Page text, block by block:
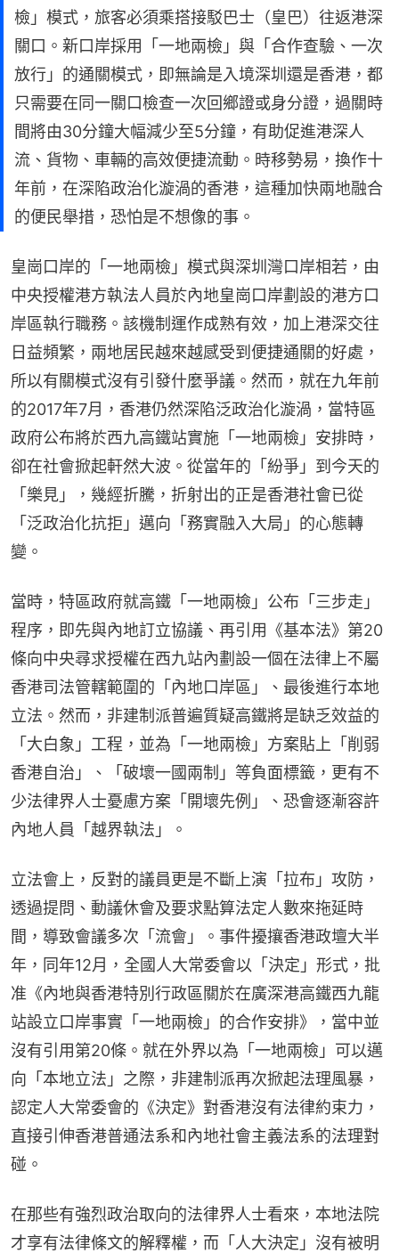
檢」模式，旅客必須乘搭接駁巴士（皇巴）往返港深
關口。新口岸採用「一地兩檢」與「合作查驗、一次
放行」的通關模式，即無論是入境深圳還是香港，都
只需要在同一關口檢查一次回鄉證或身分證，過關時
間將由30分鐘大幅減少至5分鐘，有助促進港深人
流、貨物、車輛的高效便捷流動。時移勢易，換作十
年前，在深陷政治化漩渦的香港，這種加快兩地融合
的便民舉措，恐怕是不想像的事。
皇崗口岸的「一地兩檢」模式與深圳灣口岸相若，由
中央授權港方執法人員於內地皇崗口岸劃設的港方口
岸區執行職務。該機制運作成熟有效，加上港深交往
日益頻繁，兩地居民越來越感受到便捷通關的好處，
所以有關模式沒有引發什麼爭議。然而，就在九年前
的2017年7月，香港仍然深陷泛政治化漩渦，當特區
政府公布將於西九高鐵站實施「一地兩檢」安排時，
卻在社會掀起軒然大波。從當年的「紛爭」到今天的
「樂見」，幾經折騰，折射出的正是香港社會已從
「泛政治化抗拒」邁向「務實融入大局」的心態轉
變。
當時，特區政府就高鐵「一地兩檢」公布「三步走」
程序，即先與內地訂立協議、再引用《基本法》第20
條向中央尋求授權在西九站內劃設一個在法律上不屬
香港司法管轄範圍的「內地口岸區」、最後進行本地
立法。然而，非建制派普遍質疑高鐵將是缺乏效益的
「大白象」工程，並為「一地兩檢」方案貼上「削弱
香港自治」、「破壞一國兩制」等負面標籤，更有不
少法律界人士憂慮方案「開壞先例」、恐會逐漸容許
內地人員「越界執法」。
立法會上，反對的議員更是不斷上演「拉布」攻防，
透過提問、動議休會及要求點算法定人數來拖延時
間，導致會議多次「流會」。事件擾攘香港政壇大半
年，同年12月，全國人大常委會以「決定」形式，批
准《內地與香港特別行政區關於在廣深港高鐵西九龍
站設立口岸事實「一地兩檢」的合作安排》，當中並
沒有引用第20條。就在外界以為「一地兩檢」可以邁
向「本地立法」之際，非建制派再次掀起法理風暴，
認定人大常委會的《決定》對香港沒有法律約束力，
直接引伸香港普通法系和內地社會主義法系的法理對
碰。
在那些有強烈政治取向的法律界人士看來，本地法院
才享有法律條文的解釋權，而「人大決定」沒有被明